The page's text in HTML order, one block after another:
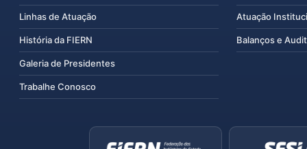
Linhas de Atuação
História da FIERN
Galeria de Presidentes
Trabalhe Conosco
Atuação
Balanços e